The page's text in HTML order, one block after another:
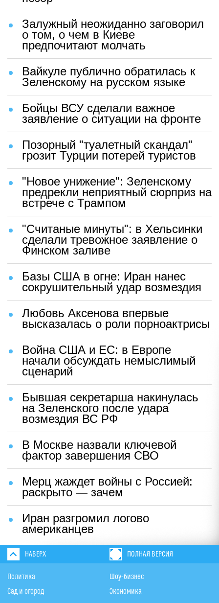
Залужный неожиданно заговорил
о том, о чем в Киеве
предпочитают молчать
Вайкуле публично обратилась к
Зеленскому на русском языке
Бойцы ВСУ сделали важное
заявление о ситуации на фронте
Позорный "туалетный скандал"
грозит Турции потерей туристов
"Новое унижение": Зеленскому
предрекли неприятный сюрприз на
встрече с Трампом
"Считаные минуты": в Хельсинки
сделали тревожное заявление о
Финском заливе
Базы США в огне: Иран нанес
сокрушительный удар возмездия
Любовь Аксенова впервые
высказалась о роли порноактрисы
Война США и ЕС: в Европе
начали обсуждать немыслимый
сценарий
Бывшая секретарша накинулась
на Зеленского после удара
возмездия ВС РФ
В Москве назвали ключевой
фактор завершения СВО
Мерц жаждет войны с Россией:
раскрыто — зачем
Иран разгромил логово
американцев
НАВЕРХ ПОЛНАЯ ВЕРСИЯ
Политика
Сад и огород
Шоу-бизнес
Экономика